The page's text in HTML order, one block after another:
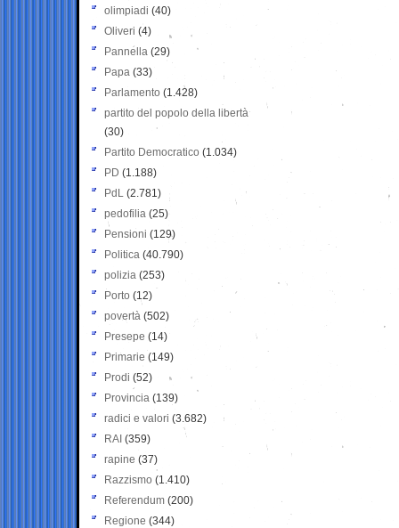
olimpiadi (40)
Oliveri (4)
Pannella (29)
Papa (33)
Parlamento (1.428)
partito del popolo della libertà
(30)
Partito Democratico (1.034)
PD (1.188)
PdL (2.781)
pedofilia (25)
Pensioni (129)
Politica (40.790)
polizia (253)
Porto (12)
povertà (502)
Presepe (14)
Primarie (149)
Prodi (52)
Provincia (139)
radici e valori (3.682)
RAI (359)
rapine (37)
Razzismo (1.410)
Referendum (200)
Regione (344)